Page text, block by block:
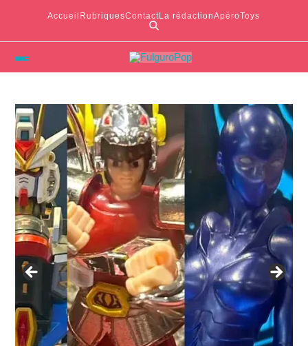
Accueil RubriquesContactLa rédactionApéroToys